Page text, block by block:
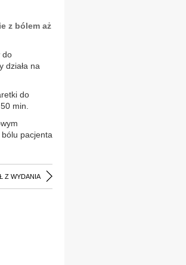
z bólem aż
do
działa na
do
min.
pacjenta
Z WYDANIA